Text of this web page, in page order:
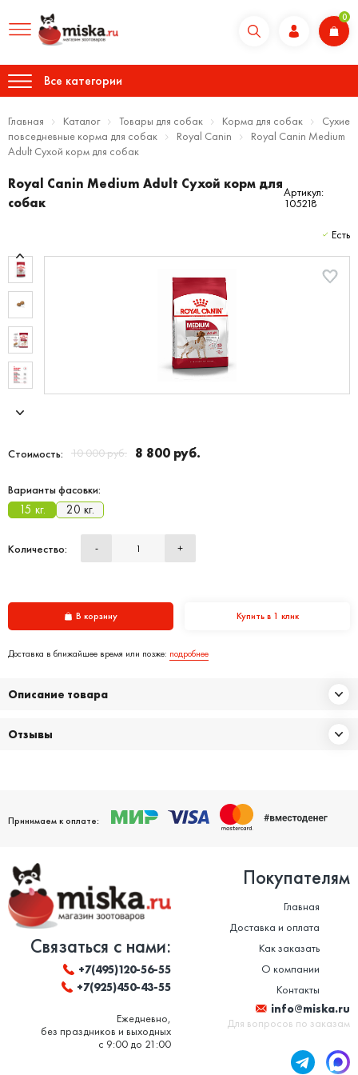
0
Все категории
Главная Каталог Товары для собак Корма для собак
Сухие
повседневные корма для собак
Royal Canin
Royal Canin Medium
Adult Сухой корм для собак
Royal Canin Medium Adult Сухой корм для
собак
Артикул:
105218
Есть
Стоимость: 10 000 руб. 8 800 руб.
Варианты фасовки:
15 кг. 20 кг.
Количество: - +
В корзину Купить в 1 клик
Доставка в ближайшее время или позже: подробнее
Описание товара
Отзывы
Принимаем к оплате:
Связаться с нами:
+7(495)120-56-55
+7(925)450-43-55
Ежедневно,
без праздников и выходных
с 9:00 до 21:00
Покупателям
Главная
Доставка и оплата
Как заказать
О компании
Контакты
info@miska.ru
Для вопросов по заказам